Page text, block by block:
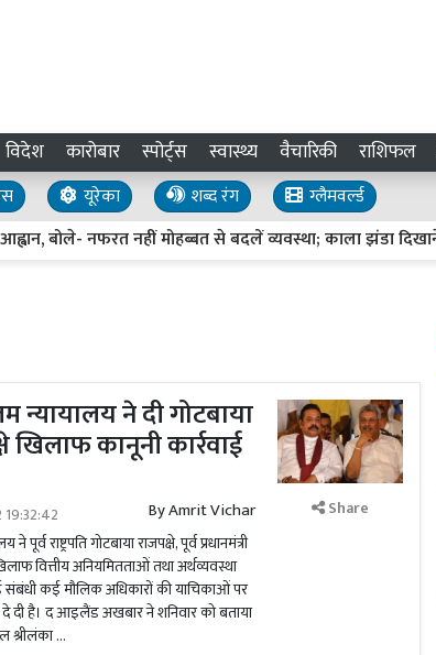
विदेश कारोबार स्पोर्ट्स स्वास्थ्य वैचारिकी राशिफल
यूरेका शब्द रंग
ग्लैमवर्ल्ड
नफरत नहीं मोहब्बत से बदलें व्यवस्था; काला झंडा दिखाने का
न्यायालय ने दी गोटबाया
खिलाफ कानूनी कार्रवाई
ByAmrit Vichar
राष्ट्रपति गोटबाया राजपक्षे, पूर्व प्रधानमंत्री
वित्तीय अनियमितताओं तथा अर्थव्यवस्था
संबंधी कई मौलिक अधिकारों की याचिकाओं पर
दी है। द आइलैंड अखबार ने शनिवार को बताया
श्रीलंका …
Share